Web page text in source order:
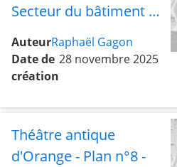
Secteur du bâtiment de
scène avec le bas de la
cavea, les rues sud et
ouest, le portique
AuteurRaphaël Gagon
Date de
création
28 novembre 2025
Théâtre antique
d'Orange - Plan n°8 -